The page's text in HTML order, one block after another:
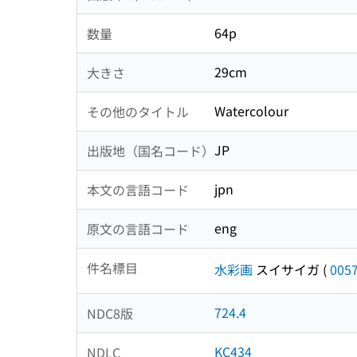
数量 64p
大きさ 29cm
その他のタイトル Watercolour
出版地（国名コード） JP
本文の言語コード jpn
原文の言語コード eng
件名標目 水彩画 スイサイガ (
NDC8版 724.4
NDLC KC434